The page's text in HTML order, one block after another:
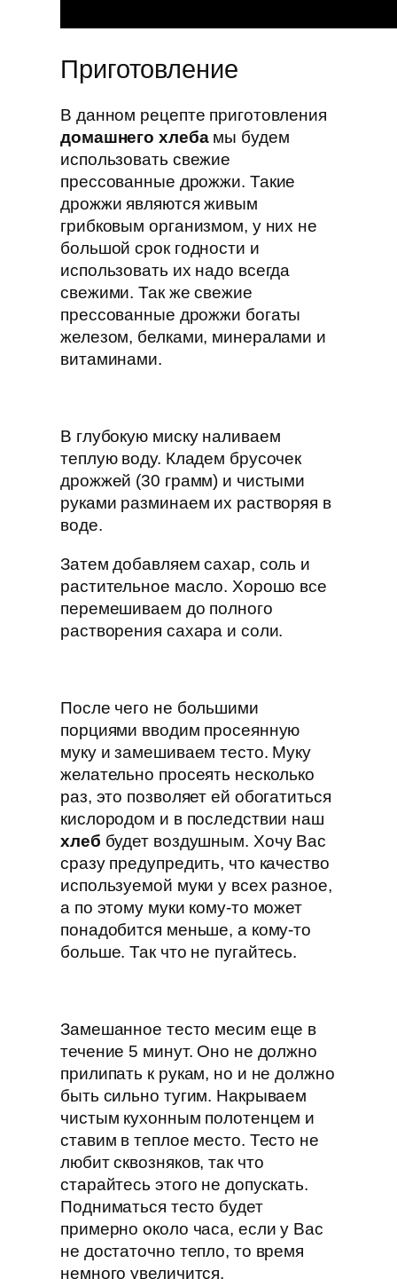
Приготовление
В данном рецепте приготовления
домашнего хлебамы будем
использовать свежие
прессованные дрожжи. Такие
дрожжи являются живым
грибковым организмом, у них не
большой срок годности и
использовать их надо всегда
свежими. Так же свежие
прессованные дрожжи богаты
железом, белками, минералами и
витаминами.
В глубокую миску наливаем
теплую воду. Кладем брусочек
дрожжей (30 грамм) и чистыми
руками разминаем их растворяя в
воде.
Затем добавляем сахар, соль и
растительное масло. Хорошо все
перемешиваем до полного
растворения сахара и соли.
После чего не большими
порциями вводим просеянную
муку и замешиваем тесто. Муку
желательно просеять несколько
раз, это позволяет ей обогатиться
кислородом и в последствии наш
хлеб будет воздушным. Хочу Вас
сразу предупредить, что качество
используемой муки у всех разное,
а по этому муки кому-то может
понадобится меньше, а кому-то
больше. Так что не пугайтесь.
Замешанное тесто месим еще в
течение 5 минут. Оно не должно
прилипать к рукам, но и не должно
быть сильно тугим. Накрываем
чистым кухонным полотенцем и
ставим в теплое место. Тесто не
любит сквозняков, так что
старайтесь этого не допускать.
Подниматься тесто будет
примерно около часа, если у Вас
не достаточно тепло, то время
немного увеличится.